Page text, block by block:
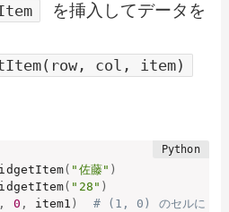
を挿入してデータを
col, item)
( "佐藤" )
( "28" )
, 0 , item1 )
# (1, 0) のセルに「佐